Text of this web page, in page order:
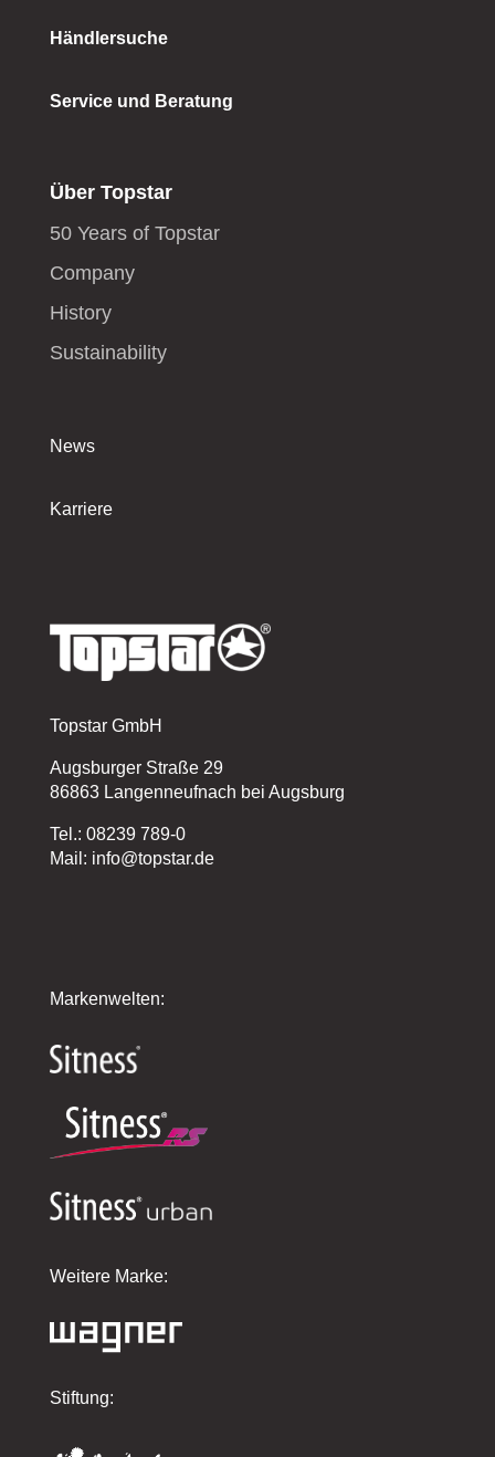
Händlersuche
Service und Beratung
Über Topstar
50 Years of Topstar
Company
History
Sustainability
News
Karriere
Topstar GmbH
Augsburger Straße 29
86863 Langenneufnach bei Augsburg
Tel.: 08239 789-0
Mail: info@topstar.de
Markenwelten:
Weitere Marke:
Stiftung: